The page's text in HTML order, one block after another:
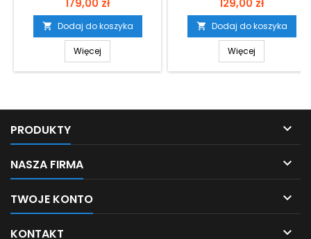
179,00 zł
 Dodaj do koszyka
Więcej
129,00 zł
 Dodaj do koszyka
Więcej
PRODUKTY 
NASZA FIRMA 
TWOJE KONTO 
KONTAKT 